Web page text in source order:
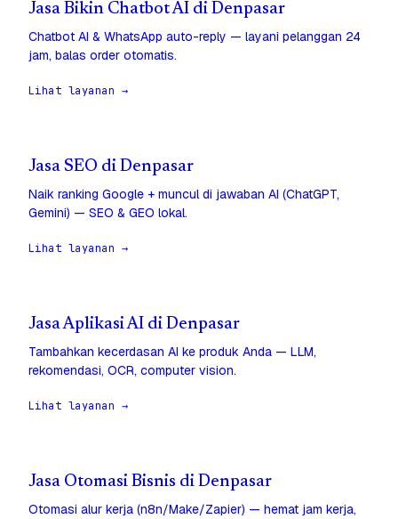
Jasa Bikin Chatbot AI di Denpasar
Chatbot AI & WhatsApp auto-reply — layani pelanggan 24
jam, balas order otomatis.
Lihat layanan →
Jasa SEO di Denpasar
Naik ranking Google + muncul di jawaban AI (ChatGPT,
Gemini) — SEO & GEO lokal.
Lihat layanan →
Jasa Aplikasi AI di Denpasar
Tambahkan kecerdasan AI ke produk Anda — LLM,
rekomendasi, OCR, computer vision.
Lihat layanan →
Jasa Otomasi Bisnis di Denpasar
Otomasi alur kerja (n8n/Make/Zapier) — hemat jam kerja,